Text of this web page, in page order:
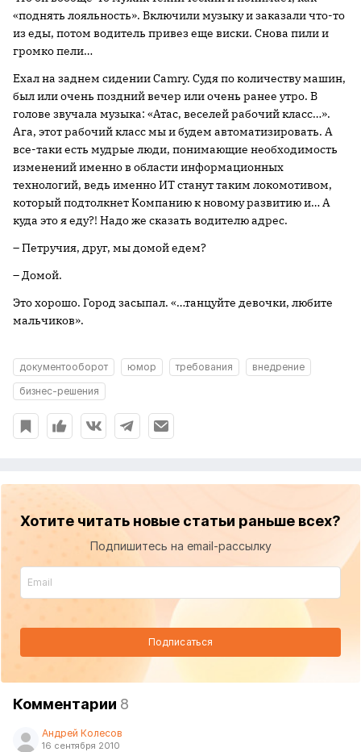
«поднять лояльность». Включили музыку и заказали что-то
из еды, потом водитель привез еще виски. Снова пили и
громко пели…
Ехал на заднем сидении Camry. Судя по количеству машин,
был или очень поздний вечер или очень ранее утро. В
голове звучала музыка: «Атас, веселей рабочий класс…».
Ага, этот рабочий класс мы и будем автоматизировать. А
все-таки есть мудрые люди, понимающие необходимость
изменений именно в области информационных
технологий, ведь именно ИТ станут таким локомотивом,
который подтолкнет Компанию к новому развитию и… А
куда это я еду?! Надо же сказать водителю адрес.
– Петручия, друг, мы домой едем?
– Домой.
Это хорошо. Город засыпал. «…танцуйте девочки, любите
мальчиков».
документооборот юмор требования
внедрение
бизнес-решения
Хотите читать новые статьи раньше всех?
Подпишитесь на email-рассылку
Подписаться
Комментарии 8
Андрей Колесов
16 сентября 2010